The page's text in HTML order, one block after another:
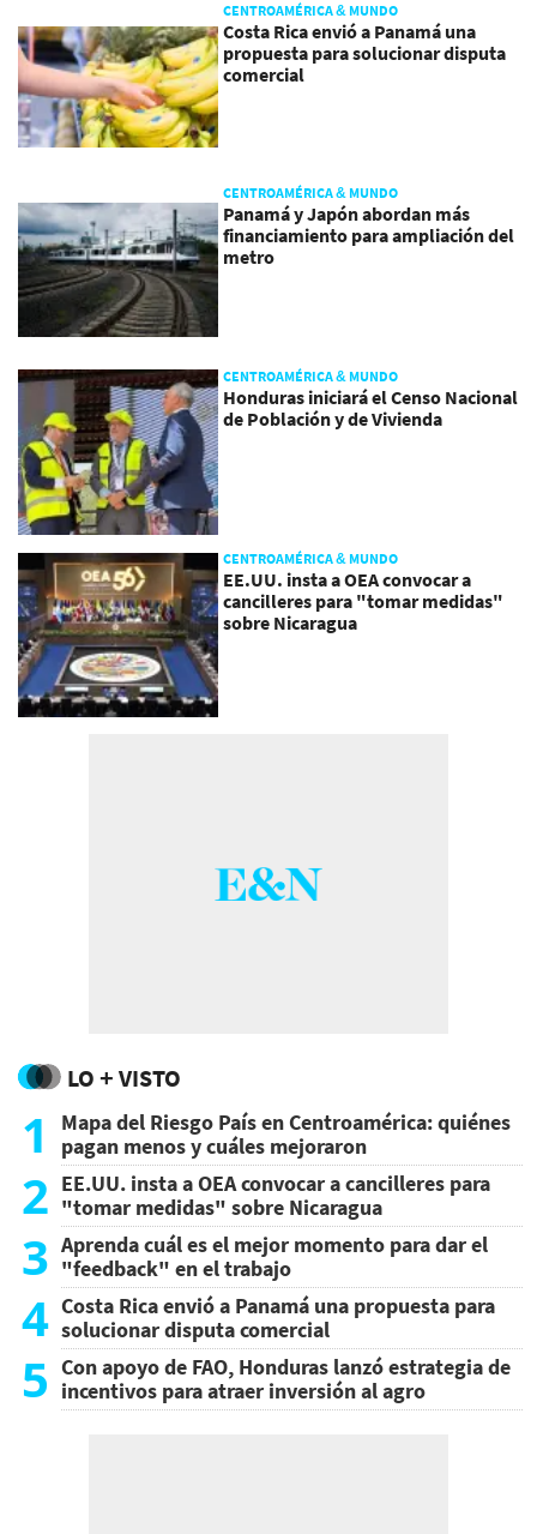
CENTROAMÉRICA & MUNDO
Costa Rica envió a Panamá una
propuesta para solucionar disputa
comercial
CENTROAMÉRICA & MUNDO
Panamá y Japón abordan más
financiamiento para ampliación del
metro
CENTROAMÉRICA & MUNDO
Honduras iniciará el Censo Nacional
de Población y de Vivienda
CENTROAMÉRICA & MUNDO
EE.UU. insta a OEA convocar a
cancilleres para "tomar medidas"
sobre Nicaragua
LO + VISTO
1
Mapa del Riesgo País en Centroamérica: quiénes
pagan menos y cuáles mejoraron
2 EE.UU. insta a OEA convocar a cancilleres para
"tomar medidas" sobre Nicaragua
3 Aprenda cuál es el mejor momento para dar el
"feedback" en el trabajo
4 Costa Rica envió a Panamá una propuesta para
solucionar disputa comercial
5 Con apoyo de FAO, Honduras lanzó estrategia de
incentivos para atraer inversión al agro